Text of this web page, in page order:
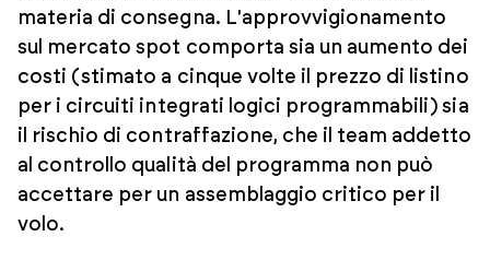
materia di consegna. L'approvvigionamento
sul mercato spot comporta sia un aumento dei
costi (stimato a cinque volte il prezzo di listino
per i circuiti integrati logici programmabili) sia
il rischio di contraffazione, che il team addetto
al controllo qualità del programma non può
accettare per un assemblaggio critico per il
volo.